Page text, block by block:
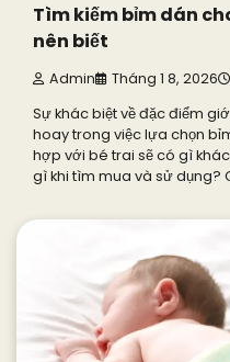
Tìm kiếm bỉm dán
nên biết
Admin Tháng 1 8, 2026
Sự khác biệt về đặc điểm
hoay trong việc lựa chọn
hợp với bé trai sẽ có gì
gì khi tìm mua và sử dụng?